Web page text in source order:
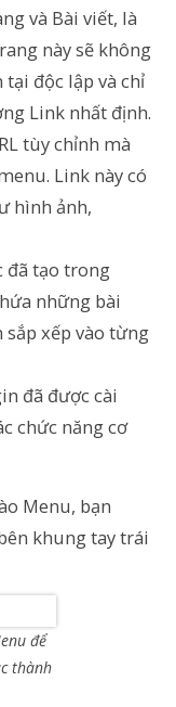
và Bài viết, là
này sẽ không
độc lập và chỉ
Link nhất định.
tùy chỉnh mà
Link này có
hình ảnh,
đã tạo trong
những bài
xếp vào từng
đã được cài
chức năng cơ
Menu, bạn
khung tay trái
để
thành